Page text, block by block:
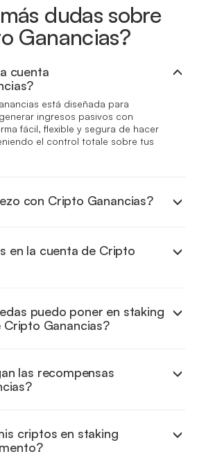
dudas sobre
Ganancias?
cuenta
está diseñada para
ingresos pasivos con
fácil, flexible y segura de hacer
el control totale sobre tus
con Cripto Ganancias?
que quieres poner en staking.
automáticamente y
generar ingresos pasivos con
.
en la cuenta de Cripto
puedo poner en staking
Ganancias?
las recompensas
criptos en staking